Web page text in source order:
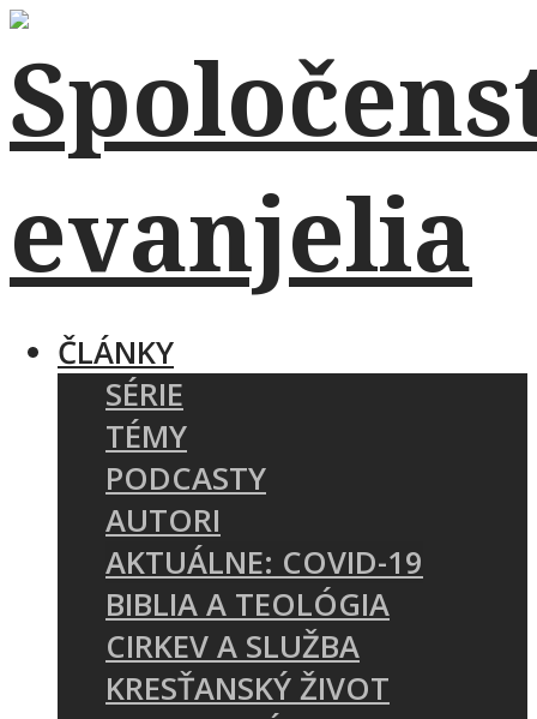
ČLÁNKY
SÉRIE
TÉMY
PODCASTY
AUTORI
AKTUÁLNE: COVID-19
BIBLIA A TEOLÓGIA
CIRKEV A SLUŽBA
KRESŤANSKÝ ŽIVOT